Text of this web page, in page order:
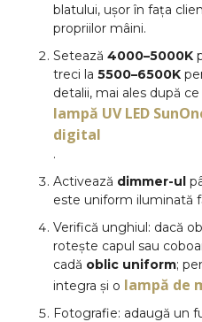
blatului, ușor în fața
propriilor mâini.
Setează 4000–5000K
treci la 5500–6500K
detalii, mai ales după
lampă UV LED
digital
.
Activează dimmer-ul
este uniform iluminată
Verifică unghiul: dacă
rotește capul sau
cadă oblic uniform;
integra și o lampă de
Fotografie: adaugă un